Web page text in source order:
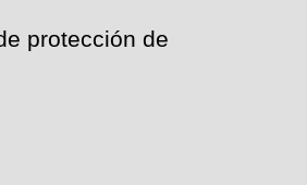
protección de